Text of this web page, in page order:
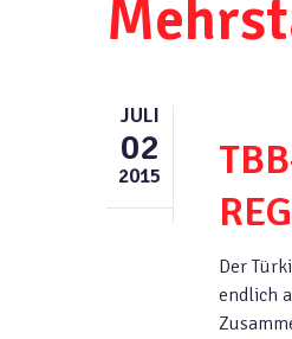
JULI
02
2015
Der
endlich